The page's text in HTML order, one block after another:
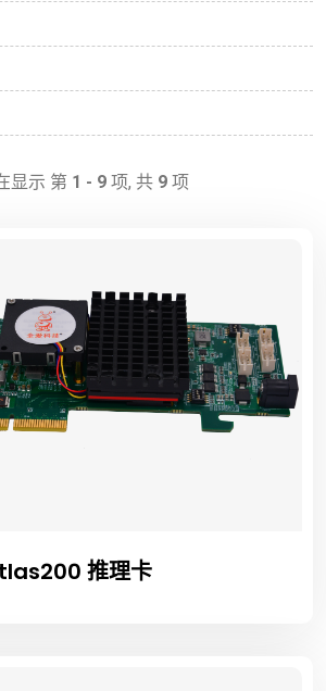
显示 第 1 - 9 项, 共 9 项
推理卡